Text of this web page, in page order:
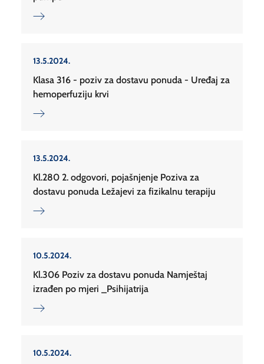
13.5.2024.
Klasa 316 - poziv za dostavu ponuda - Uređaj za
hemoperfuziju krvi
13.5.2024.
Kl.280 2. odgovori, pojašnjenje Poziva za
dostavu ponuda Ležajevi za fizikalnu terapiju
10.5.2024.
Kl.306 Poziv za dostavu ponuda Namještaj
izrađen po mjeri _Psihijatrija
10.5.2024.